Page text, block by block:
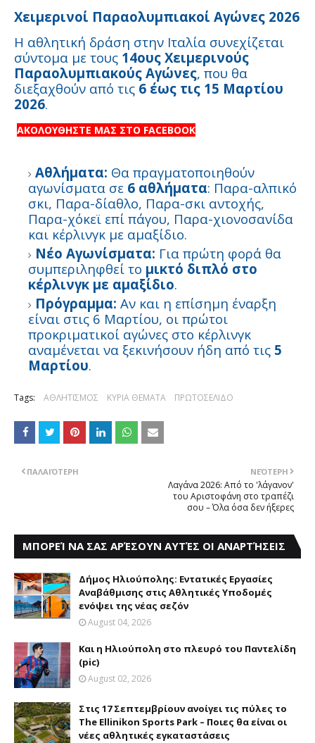
Χειμερινοί Παραολυμπιακοί Αγώνες 2026
Η αθλητική δράση στην Ιταλία συνεχίζεται
σύντομα με τους 14ους Χειμερινούς
Παραολυμπιακούς Αγώνες, που θα
διεξαχθούν από τις 6 έως τις 15 Μαρτίου
2026.
ΑΚΟΛΟΥΘΗΣΤΕ ΜΑΣ ΣΤΟ FACEBOOK
Αθλήματα: Θα πραγματοποιηθούν
αγωνίσματα σε 6 αθλήματα: Παρα-αλπικό
σκι, Παρα-δίαθλο, Παρα-σκι αντοχής,
Παρα-χόκεϊ επί πάγου, Παρα-χιονοσανίδα
και κέρλινγκ με αμαξίδιο.
Νέο Αγωνίσματα: Για πρώτη φορά θα
συμπεριληφθεί το μικτό διπλό στο
κέρλινγκ με αμαξίδιο.
Πρόγραμμα: Αν και η επίσημη έναρξη
είναι στις 6 Μαρτίου, οι πρώτοι
προκριματικοί αγώνες στο κέρλινγκ
αναμένεται να ξεκινήσουν ήδη από τις 5
Μαρτίου.
Tags: ΑΘΛΗΤΙΣΜΟΣ ΚΥΡΙΑ ΘΕΜΑΤΑ ΠΡΩΤΟΣΕΛΙΔΟ
ΝΕΌΤΕΡΗ
Λαγάνα 2026: Από το 'λάγανον'
του Αριστοφάνη στο τραπέζι
σου – Όλα όσα δεν ήξερες
ΠΑΛΑΙΌΤΕΡΗ
ΜΠΟΡΕΊ ΝΑ ΣΑΣ ΑΡΈΣΟΥΝ ΑΥΤΈΣ ΟΙ ΑΝΑΡΤΉΣΕΙΣ
Δήμος Ηλιούπολης: Eντατικές Eργασίες
Aναβάθμισης στις Aθλητικές Yποδομές
ενόψει της νέας σεζόν
August 04, 2026
Και η Ηλιούπολη στο πλευρό του Παντελίδη
(pic)
August 02, 2026
Στις 17 Σεπτεμβρίουν ανοίγει τις πύλες το
The Ellinikon Sports Park – Ποιες θα είναι οι
νέες αθλητικές εγκαταστάσεις